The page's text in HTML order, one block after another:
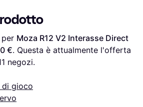
Moza R12 V2 Interasse Direct
€. Questa è attualmente l'offerta
negozi.
di gioco